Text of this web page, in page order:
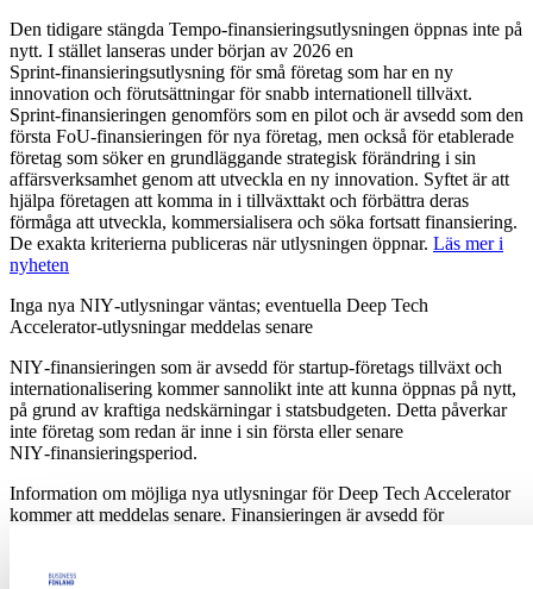
Den tidigare stängda Tempo‑finansieringsutlysningen öppnas inte på
nytt. I stället lanseras under början av 2026 en
Sprint‑finansieringsutlysning för små företag som har en ny
innovation och förutsättningar för snabb internationell tillväxt.
Sprint‑finansieringen genomförs som en pilot och är avsedd som den
första FoU‑finansieringen för nya företag, men också för etablerade
företag som söker en grundläggande strategisk förändring i sin
affärsverksamhet genom att utveckla en ny innovation. Syftet är att
hjälpa företagen att komma in i tillväxttakt och förbättra deras
förmåga att utveckla, kommersialisera och söka fortsatt finansiering.
De exakta kriterierna publiceras när utlysningen öppnar. Läs mer i
nyheten
Inga nya NIY‑utlysningar väntas; eventuella Deep Tech
Accelerator‑utlysningar meddelas senare
NIY‑finansieringen som är avsedd för startup‑företags tillväxt och
internationalisering kommer sannolikt inte att kunna öppnas på nytt,
på grund av kraftiga nedskärningar i statsbudgeten. Detta påverkar
inte företag som redan är inne i sin första eller senare
NIY‑finansieringsperiod.
Information om möjliga nya utlysningar för Deep Tech Accelerator
kommer att meddelas senare. Finansieringen är avsedd för
forskningsresultaten och expertisen.